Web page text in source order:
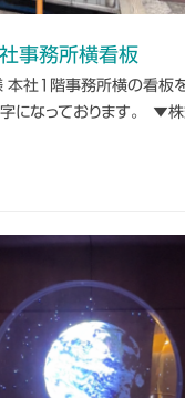
事務所横看板
社1階事務所横の看板
字になっております。 ▼